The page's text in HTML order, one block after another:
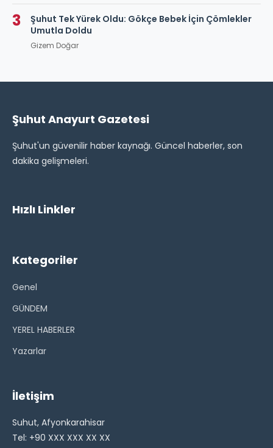
3
Şuhut Tek Yürek Oldu: Gökçe Bebek İçin Çömlekler
Umutla Doldu
Gizem Doğar
Şuhut Anayurt Gazetesi
Şuhut'un güvenilir haber kaynağı. Güncel haberler, son
dakika gelişmeleri.
Hızlı Linkler
Kategoriler
Genel
GÜNDEM
YEREL HABERLER
Yazarlar
İletişim
Suhut, Afyonkarahisar
Tel: +90 XXX XXX XX XX